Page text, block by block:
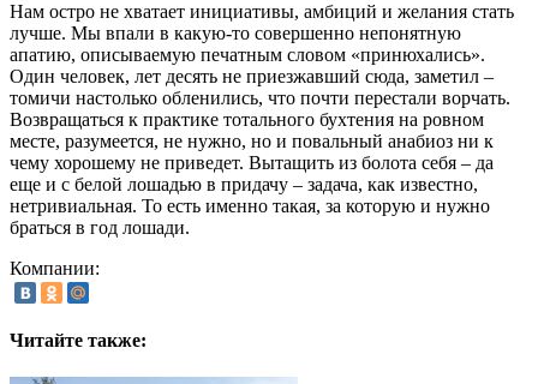
Нам остро не хватает инициативы, амбиций и желания стать
лучше. Мы впали в какую-то совершенно непонятную
апатию, описываемую печатным словом «принюхались».
Один человек, лет десять не приезжавший сюда, заметил –
томичи настолько обленились, что почти перестали ворчать.
Возвращаться к практике тотального бухтения на ровном
месте, разумеется, не нужно, но и повальный анабиоз ни к
чему хорошему не приведет. Вытащить из болота себя – да
еще и с белой лошадью в придачу – задача, как известно,
нетривиальная. То есть именно такая, за которую и нужно
браться в год лошади.
Компании:
Читайте также: